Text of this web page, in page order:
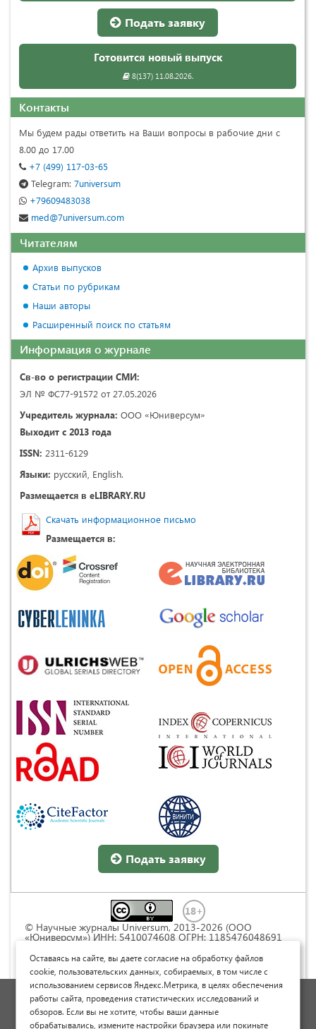
Подать заявку
Готовится новый выпуск
8(137) 11.08.2026.
Контакты
Мы будем рады ответить на Ваши вопросы в рабочие дни с
8.00 до 17.00
+7 (499) 117-03-65
Telegram: 7universum
+79609483038
med@7universum.com
Читателям
Архив выпусков
Статьи по рубрикам
Наши авторы
Расширенный поиск по статьям
Информация о журнале
Св-во о регистрации СМИ:
ЭЛ № ФС77-91572 от 27.05.2026
Учредитель журнала: ООО «Юниверсум»
Выходит с 2013 года
ISSN: 2311-6129
Языки: русский, English.
Размещается в eLIBRARY.RU
Скачать информационное письмо
Размещается в:
Подать заявку
© Научные журналы Universum, 2013-2026 (ООО
«Юниверсум») ИНН: 5410074608 ОГРН: 1185476048691
Commons « Attribution» («Атрибуция») 4.0
Непортированная
Политика обработки персональных данных
Договор оферты
Оставаясь на сайте, вы даете согласие на обработку файлов
cookie, пользовательских данных, собираемых, в том числе с
использованием сервисов Яндекс.Метрика, в целях обеспечения
работы сайта, проведения статистических исследований и
обзоров. Если вы не хотите, чтобы ваши данные
обрабатывались, измените настройки браузера или покиньте